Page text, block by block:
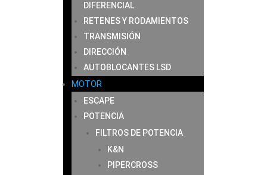
DIFERENCIAL
RETENES Y RODAMIENTOS
TRANSMISIÓN
DIRECCIÓN
AUTOBLOCANTES LSD
MOTOR
ESCAPE
POTENCIA
FILTROS DE POTENCIA
K&N
PIPERCROSS